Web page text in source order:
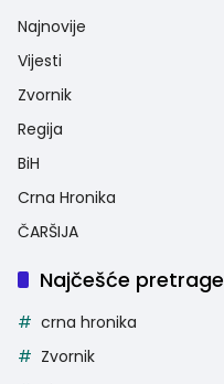
Najnovije
Vijesti
Zvornik
Regija
BiH
Crna Hronika
ČARŠIJA
Najčešće pretrage
crna hronika
Zvornik